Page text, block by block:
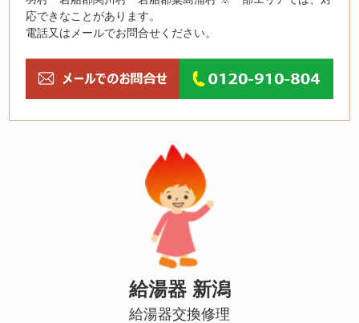
応できなことがあります。
電話又はメールでお問合せください。
給湯器 新潟
給湯器交換修理